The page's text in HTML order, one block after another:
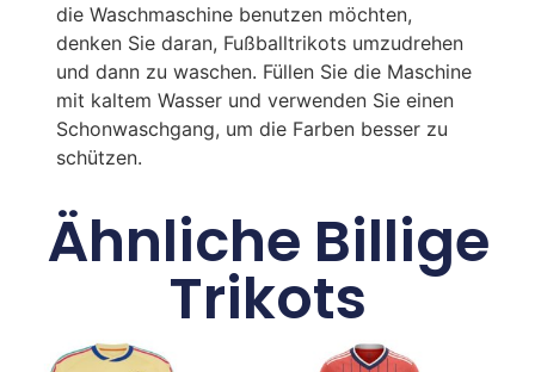
die Waschmaschine benutzen möchten,
denken Sie daran, Fußballtrikots umzudrehen
und dann zu waschen. Füllen Sie die Maschine
mit kaltem Wasser und verwenden Sie einen
Schonwaschgang, um die Farben besser zu
schützen.
Ähnliche Billige
Trikots